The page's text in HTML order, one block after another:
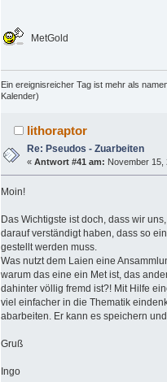
MetGold
Ein ereignisreicher Tag ist mehr als
Kalender)
lithoraptor
Re: Pseudos - Zuarbeiten
«Antwort #41 am: November 15,
Moin!
Das Wichtigste ist doch, dass wir
darauf verständigt haben, dass so
gestellt werden muss.
Was nutzt dem Laien eine
warum das eine ein Met ist, das
dahinter völlig fremd ist?! Mit Hilfe
viel einfacher in die Thematik
abarbeiten. Er kann es speichern
Gruß
Ingo